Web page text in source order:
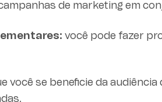
de marketing em
você pode fazer
você se beneficie da